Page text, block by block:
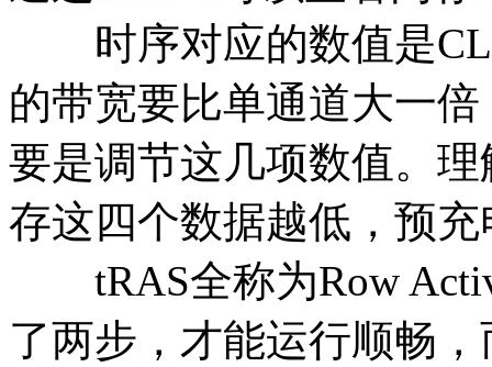
时序对应的数值是CL-
的带宽要比单通道大一
要是调节这几项数值。
存这四个数据越低，预
tRAS全称为Row
了两步，才能运行顺畅